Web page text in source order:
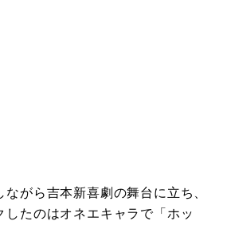
がら吉本新喜劇の舞台に立ち、
したのはオネエキャラで「ホッ